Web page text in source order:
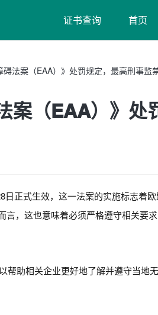
证书查询 首页
法案（EAA）》处罚规定，最高刑事监
案（EAA）》处
日正式生效，这一法案的实施标志着
，这也意味着必须严格遵守相关要
帮助相关企业更好地了解并遵守当地